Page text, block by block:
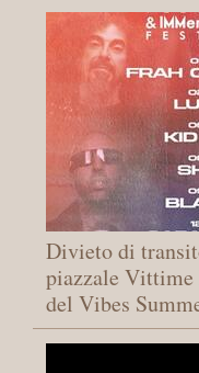
Divieto di
piazzale
del Vibes